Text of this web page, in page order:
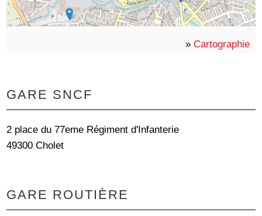
» Cartographie
GARE SNCF
2 place du 77eme Régiment d'Infanterie
49300 Cholet
GARE ROUTIÈRE